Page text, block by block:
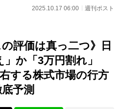
2025.10.17 06:00 週刊ポスト
評価は真っ二つ》日
か「3万円割れ」
する株式市場の行方
予測